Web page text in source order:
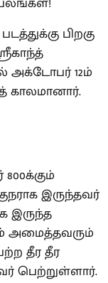
பிறகு
அக்டோபர் 12ம்
காலமானார்.
இருந்தவர்
இருந்த
அமைத்தவரும்
தீர தீர
பெற்றுள்ளார்.